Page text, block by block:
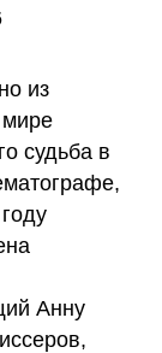
из
мире
судьба в
Анну